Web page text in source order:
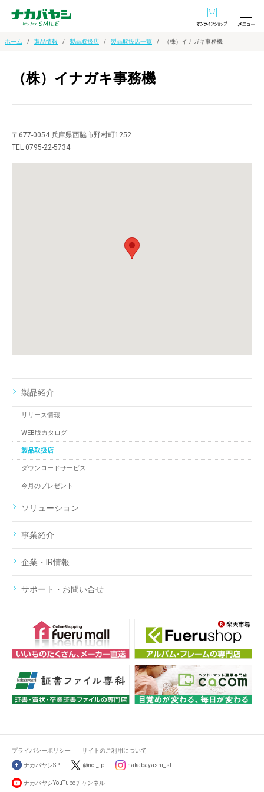
オンラインショ
ホーム 製品情報 製品取扱店 製品取扱店一覧 （株）イナガキ事務機
（株）イナガキ事務機
〒677-0054 兵庫県西脇市野村町1252
TEL 0795-22-5734
製品紹介
リリース情報
WEB版カタログ
製品取扱店
ダウンロードサービス
今月のプレゼント
ソリューション
事業紹介
企業・IR情報
サポート・お問い合せ
プライバシーポリシー サイトのご利用について
ナカバヤシSP @ncl_jp nakabayashi_st
ナカバヤシYouTubeチャンネル